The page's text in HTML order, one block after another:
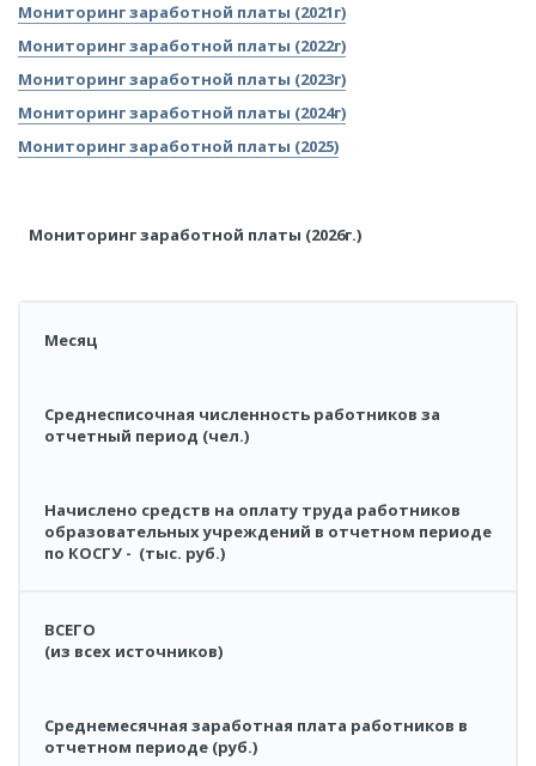
​Мониторинг заработной платы (2021г)
Мониторинг заработной платы (2022г)
Мониторинг заработной платы (2023г)
​Мониторинг заработной платы (2024г)
​Мониторинг заработной платы (2025)
Мониторинг заработной платы (2026г.)
Месяц
Среднесписочная численность работников за
отчетный период (чел.)
Начислено средств на оплату труда работников
образовательных учреждений в отчетном периоде
по КОСГУ - (тыс. руб.)
ВСЕГО
(из всех источников)
Среднемесячная заработная плата работников в
отчетном периоде (руб.)